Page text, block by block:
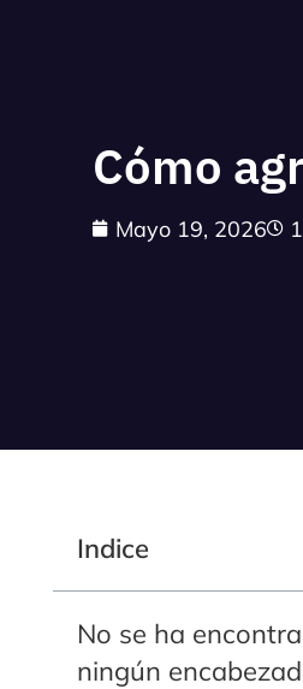
Cómo
Mayo 19, 2026
Indice
No se ha
ningún